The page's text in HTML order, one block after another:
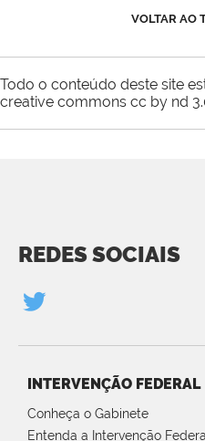
VOLTAR AO
Todo o conteúdo deste site
creative commons cc by nd
REDES SOCIAIS
INTERVENÇÃO FEDERAL
Conheça o Gabinete
Entenda a Intervenção